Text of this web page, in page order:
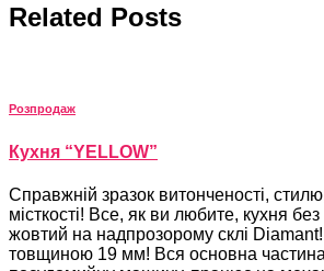
Related Posts
Розпродаж
Кухня “YELLOW”
Справжній зразок витонченості,
місткості! Все, як ви любите, кухня
жовтий на надпрозорому склі
товщиною 19 мм! Вся основна